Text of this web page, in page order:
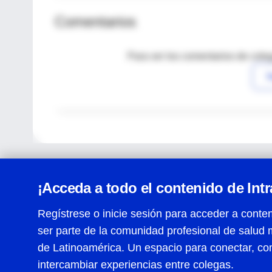
Comentarios
Para ver los comentarios de
¡Acceda a todo el contenido de
Regístrese o inicie sesión para acceder a
ser parte de la comunidad profesional de salud
de Latinoamérica. Un espacio para conectar,
intercambiar experiencias entre colegas.
Centro de Ayuda
Términos y condiciones| Políticas de privacidad